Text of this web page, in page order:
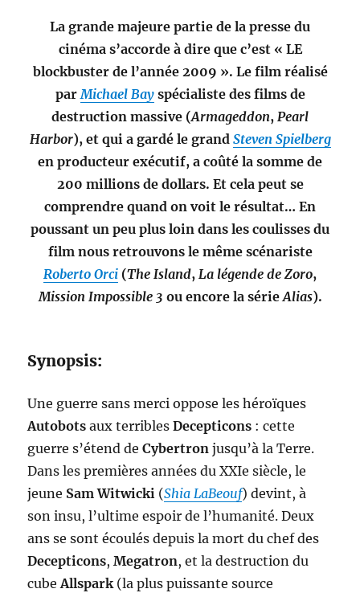
La grande majeure partie de la presse du
cinéma s’accorde à dire que c’est « LE
blockbuster de l’année 2009 ». Le film réalisé
parMichael Bay spécialiste des films de
destruction massive (Armageddon, Pearl
Harbor), et qui a gardé le grand Steven Spielberg
en producteur exécutif, a coûté la somme de
200 millions de dollars. Et cela peut se
comprendre quand on voit le résultat… En
poussant un peu plus loin dans les coulisses du
film nous retrouvons le même scénariste
Roberto Orci (The Island, La légende de Zoro,
Mission Impossible 3 ou encore la sérieAlias).
Synopsis:
Une guerre sans merci oppose les héroïques
Autobots aux terriblesDecepticons : cette
guerre s’étend deCybertron jusqu’à la Terre.
Dans les premières années du XXIe siècle, le
jeune Sam Witwicki (Shia LaBeouf) devint, à
son insu, l’ultime espoir de l’humanité. Deux
ans se sont écoulés depuis la mort du chef des
Decepticons,Megatron, et la destruction du
cubeAllspark(la plus puissante source